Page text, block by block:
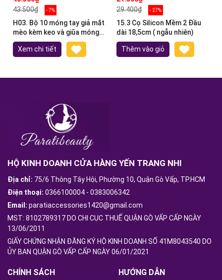
43.500₫
- 7%
H03. Bộ 10 móng tay giả mắt
mèo kèm keo và giũa móng
(ngẫu nhiên)
Xem chi tiết
29.400₫
- 27%
15.3 Cọ Silicon Mềm 2 Đầu
dài 18,5cm ( ngẫu nhiên)
Thêm vào giỏ
HỘ KINH DOANH CỬA HÀNG YẾN TRANG NHI
Địa chỉ: 75/6 Thông Tây Hội, Phường 10, Quận Gò Vấp, TP.HCM
Điện thoại: 0366100004 - 0383006342
Email: paratiaccessories1420@gmail.com
MST: 8102789317 DO CHI CỤC THUẾ QUẬN GÒ VẤP CẤP NGÀY
13/06/2011
GIẤY CHỨNG NHẬN ĐĂNG KÝ HỘ KINH DOANH SỐ 41M8043540 DO
ỦY BAN QUẬN GÒ VẤP CẤP NGÀY 06/01/2021
CHÍNH SÁCH HƯỚNG DẪN